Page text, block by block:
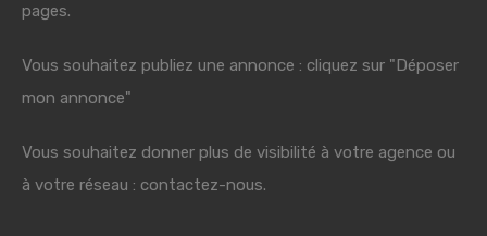
pages.
Vous souhaitez publiez une annonce : cliquez sur "Déposer
mon annonce"
Vous souhaitez donner plus de visibilité à votre agence ou
à votre réseau : contactez-nous.